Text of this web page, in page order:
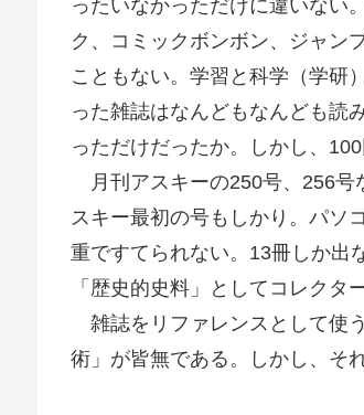
ったいなかっただけに違いない
ク、コミックボンボン、ジャン
こともない。学習と科学（学研
った雑誌はなんどもなんども読
っただけだったか。しかし、
月刊アスキーの250号、256号
スキー最初の号もしかり。パソ
重ですてられない。13冊しか出
「歴史的史料」としてコレクタ
雑誌をリファレンスとして使
術」が皆無である。しかし、そ